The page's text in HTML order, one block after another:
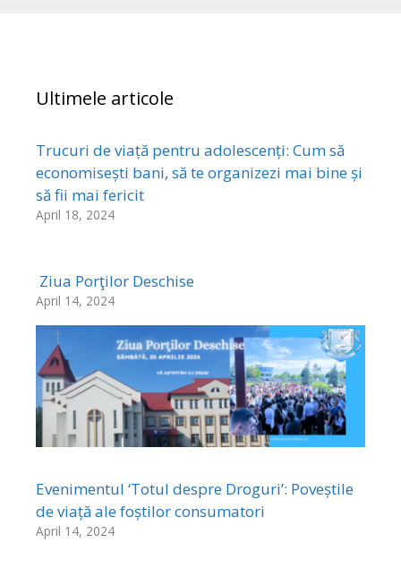
Ultimele articole
Trucuri de viață pentru adolescenți: Cum să
economisești bani, să te organizezi mai bine și
să fii mai fericit
April 18, 2024
Ziua Porţilor Deschise
April 14, 2024
Evenimentul ‘Totul despre Droguri’: Poveștile
de viață ale foștilor consumatori
April 14, 2024